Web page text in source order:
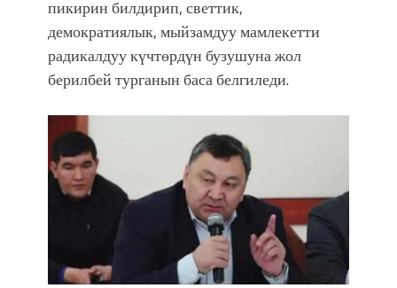
ЖУСУП АБДРАХМАНОВ
пикирин билдирип, светтик,
демократиялык, мыйзамдуу мамлекетти
радикалдуу күчтөрдүн бузушуна жол
берилбей турганын баса белгиледи.